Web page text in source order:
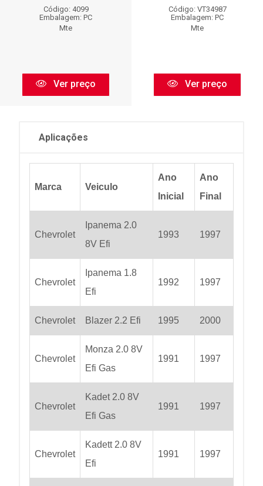
Código: 4099
Embalagem: PC
Mte
Ver preço
Código: VT34987
Embalagem: PC
Mte
Ver preço
Aplicações
Marca Veiculo
Ano
Inicial
Ano
Final
Chevrolet
Ipanema 2.0
8V Efi
1993 1997
Chevrolet
Ipanema 1.8
Efi
1992 1997
Chevrolet Blazer 2.2 Efi 1995 2000
Chevrolet
Monza 2.0 8V
Efi Gas
1991 1997
Chevrolet
Kadet 2.0 8V
Efi Gas
1991 1997
Chevrolet
Kadett 2.0 8V
Efi
1991 1997